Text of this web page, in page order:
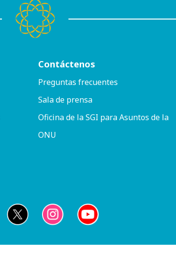
Contáctenos
Preguntas frecuentes
Sala de prensa
Oficina de la SGI para Asuntos de la
ONU